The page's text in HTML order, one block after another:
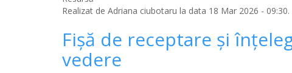
Realizat de Adriana ciubotaru la data 18 Mar 2026 - 09:30.
Fişă de receptare şi
vedere